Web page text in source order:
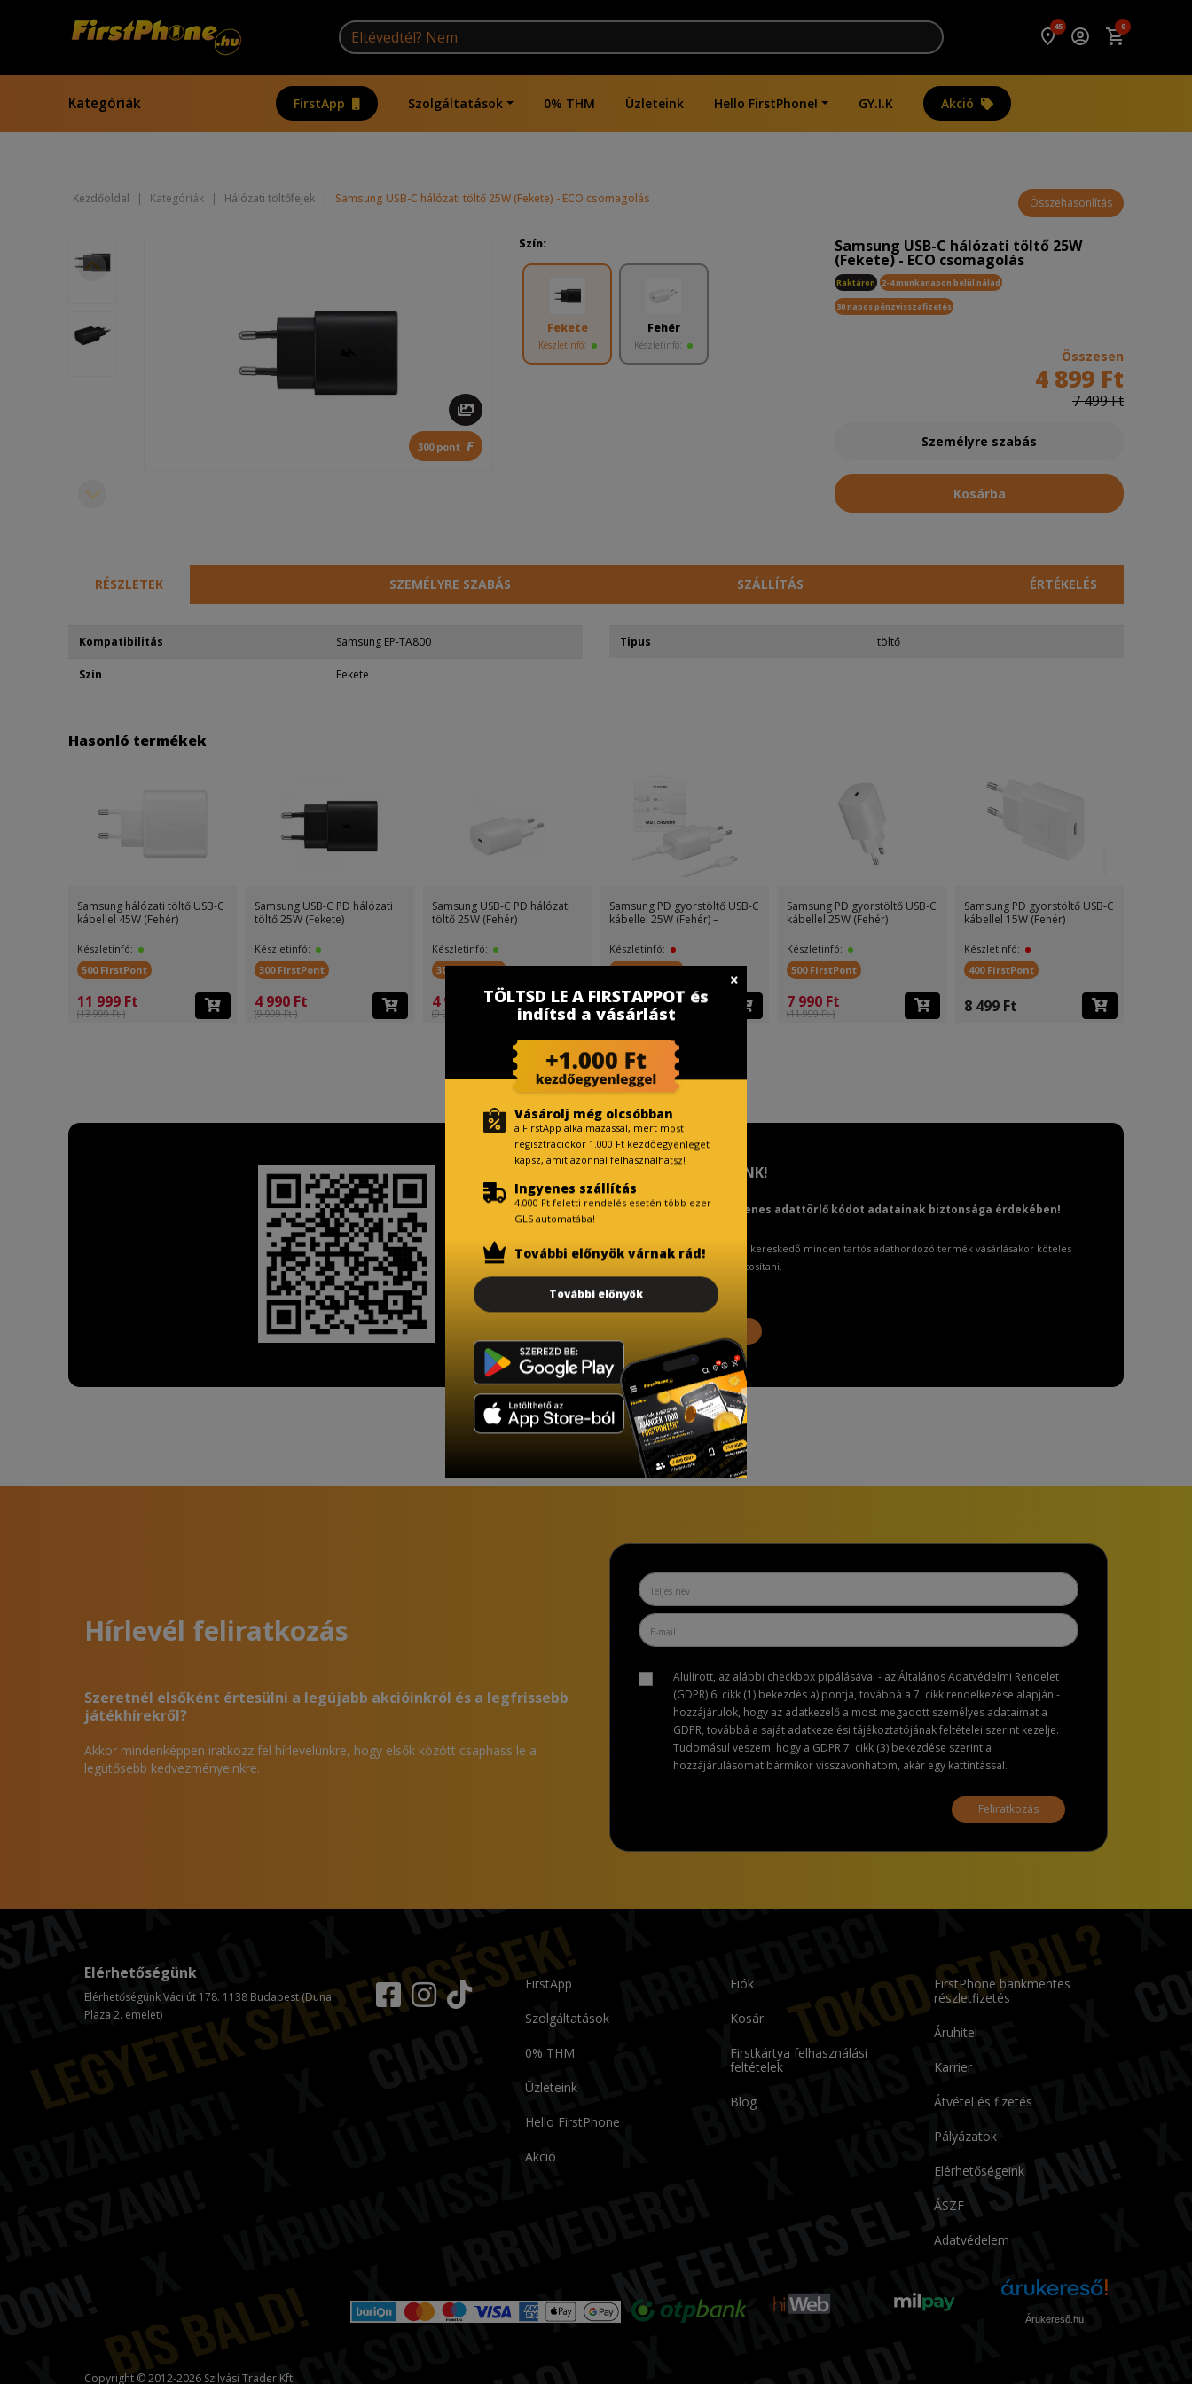
45 0
Kategóriák FirstApp Szolgáltatások 0% THM Üzleteink Hello FirstPhone! GY.I.K Akció
Kezdőoldal | Kategóriák | Hálózati töltőfejek | Samsung USB-C hálózati töltő 25W (Fekete) - ECO csomagolás Összehasonlítás
300 pont F
Szín:
Fekete
Készletinfó:
Fehér
Készletinfó:
Samsung USB-C hálózati töltő 25W
(Fekete) - ECO csomagolás
Raktáron 2-4 munkanapon belül nálad
30 napos pénzvisszafizetés
Összesen
4 899 Ft
7 499 Ft
Személyre szabás
Kosárba
RÉSZLETEK SZEMÉLYRE SZABÁS SZÁLLÍTÁS ÉRTÉKELÉS
Kompatibilitás Samsung EP-TA800
Szín Fekete
Tipus töltő
Hasonló termékek
Samsung hálózati töltő USB-C
kábellel 45W (Fehér)
Készletinfó:
500 FirstPont
11 999 Ft
(13 999 Ft )
Samsung USB-C PD hálózati
töltő 25W (Fekete)
Készletinfó:
300 FirstPont
4 990 Ft
(9 999 Ft )
Samsung USB-C PD hálózati
töltő 25W (Fehér)
Készletinfó:
300 FirstPont
4 990 Ft
(9 999 Ft )
Samsung PD gyorstöltő USB-C
kábellel 25W (Fehér) –
Készletinfó:
400 FirstPont
8 999 Ft
Samsung PD gyorstöltő USB-C
kábellel 25W (Fehér)
Készletinfó:
500 FirstPont
7 990 Ft
(11 999 Ft )
Samsung PD gyorstöltő USB-C
kábellel 15W (Fehér)
Készletinfó:
400 FirstPont
8 499 Ft
TISZTELT VÁSÁRLÓNK!
Fizetésnél kérje az ingyenes adattörlő kódot adatainak biztonsága érdekében!
A Kormány döntése alapján a kereskedő minden tartós adathordozó termék vásárlásakor köteles
ingyenes adattörlő kódot biztosítani.
Hírlevél feliratkozás
Szeretnél elsőként értesülni a legújabb akcióinkról és a legfrissebb
játékhírekről?
Akkor mindenképpen iratkozz fel hírlevelünkre, hogy elsők között csaphass le a
legütősebb kedvezményeinkre.
Alulírott, az alábbi checkbox pipálásával - az Általános Adatvédelmi Rendelet
(GDPR) 6. cikk (1) bekezdés a) pontja, továbbá a 7. cikk rendelkezése alapján -
hozzájárulok, hogy az adatkezelő a most megadott személyes adataimat a
GDPR, továbbá a saját adatkezelési tájékoztatójának feltételei szerint kezelje.
Tudomásul veszem, hogy a GDPR 7. cikk (3) bekezdése szerint a
hozzájárulásomat bármikor visszavonhatom, akár egy kattintással.
Feliratkozás
FirstApp
Szolgáltatások
0% THM
Üzleteink
Hello FirstPhone
Akció
Fiók
Kosár
Firstkártya felhasználási
feltételek
Blog
FirstPhone bankmentes
részletfizetés
Áruhitel
Karrier
Átvétel és fizetés
Pályázatok
Elérhetőségeink
ÁSZF
Adatvédelem
Elérhetőségünk
Elérhetőségünk Váci út 178. 1138 Budapest (Duna
Plaza 2. emelet)
Árukereső.hu
Copyright © 2012-2026 Szilvási Trader Kft.
TÖLTSD LE A FIRSTAPPOT és
indítsd a vásárlást
Vásárolj még olcsóbban
a FirstApp alkalmazással, mert most
regisztrációkor 1.000 Ft kezdőegyenleget
kapsz, amit azonnal felhasználhatsz!
Ingyenes szállítás
4.000 Ft feletti rendelés esetén több ezer
GLS automatába!
További előnyök várnak rád!
További előnyök